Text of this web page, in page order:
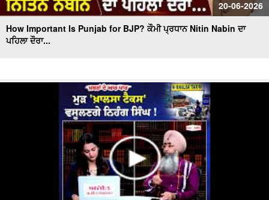
20-06-2026
How Important Is Punjab for BJP? ਕੌਮੀ ਪ੍ਰਧਾਨ Nitin Nabin ਦਾ
ਪਹਿਲਾ ਦੌਰਾ...